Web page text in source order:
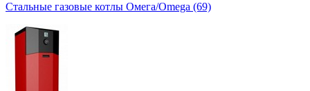
Стальные газовые котлы Омега/Omega (69)